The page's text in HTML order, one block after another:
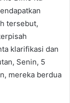
tersebut,
klarifikasi dan
Senin, 5
mereka berdua